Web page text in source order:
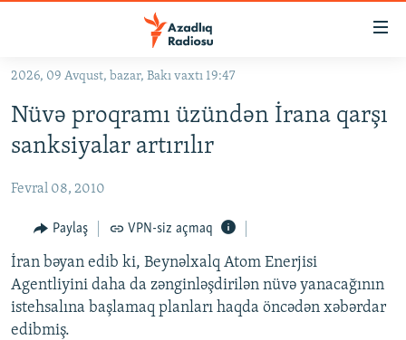
Əsas
qayıt
Əsas
naviqasiyaya
qayıt
#İZAHLA
KORRUPSIOMETR
#ƏSLINDƏ
FƏRQƏ BAX
QANUNI DOĞRU
ARAŞDIRMA
MULTIMEDIA
2026, 09 Avqust, bazar, Bakı vaxtı 19:47
Nüvə proqramı üzündən İrana qarşı
sanksiyalar artırılır
Fevral 08, 2010
Paylaş VPN-siz açmaq
İran bəyan edib ki, Beynəlxalq Atom Enerjisi
Agentliyini daha da zənginləşdirilən nüvə yanacağının
istehsalına başlamaq planları haqda öncədən xəbərdar
edibmiş.